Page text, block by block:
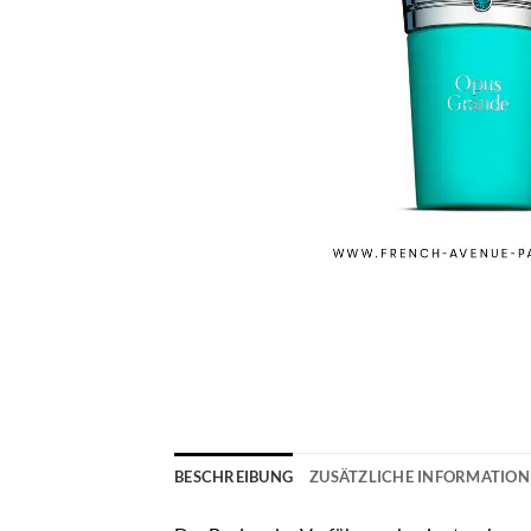
BESCHREIBUNG ZUSÄTZLICHE